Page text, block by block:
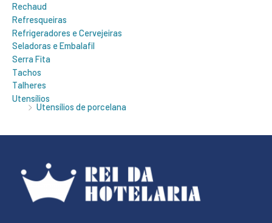
Rechaud
Refresqueiras
Refrigeradores e Cervejeiras
Seladoras e Embalafil
Serra Fita
Tachos
Talheres
Utensílios
Utensílios de porcelana